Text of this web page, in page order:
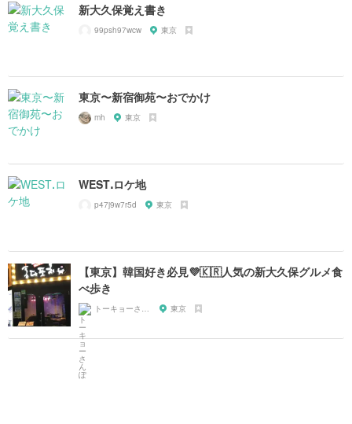
新大久保覚え書き
99psh97wcw 東京
東京〜新宿御苑〜おでかけ
mh 東京
WESTꓸロケ地
p47j9w7r5d 東京
【東京】韓国好き必見💜🇰🇷人気の新大久保グルメ食
べ歩き
トーキョーさんぽ 東京